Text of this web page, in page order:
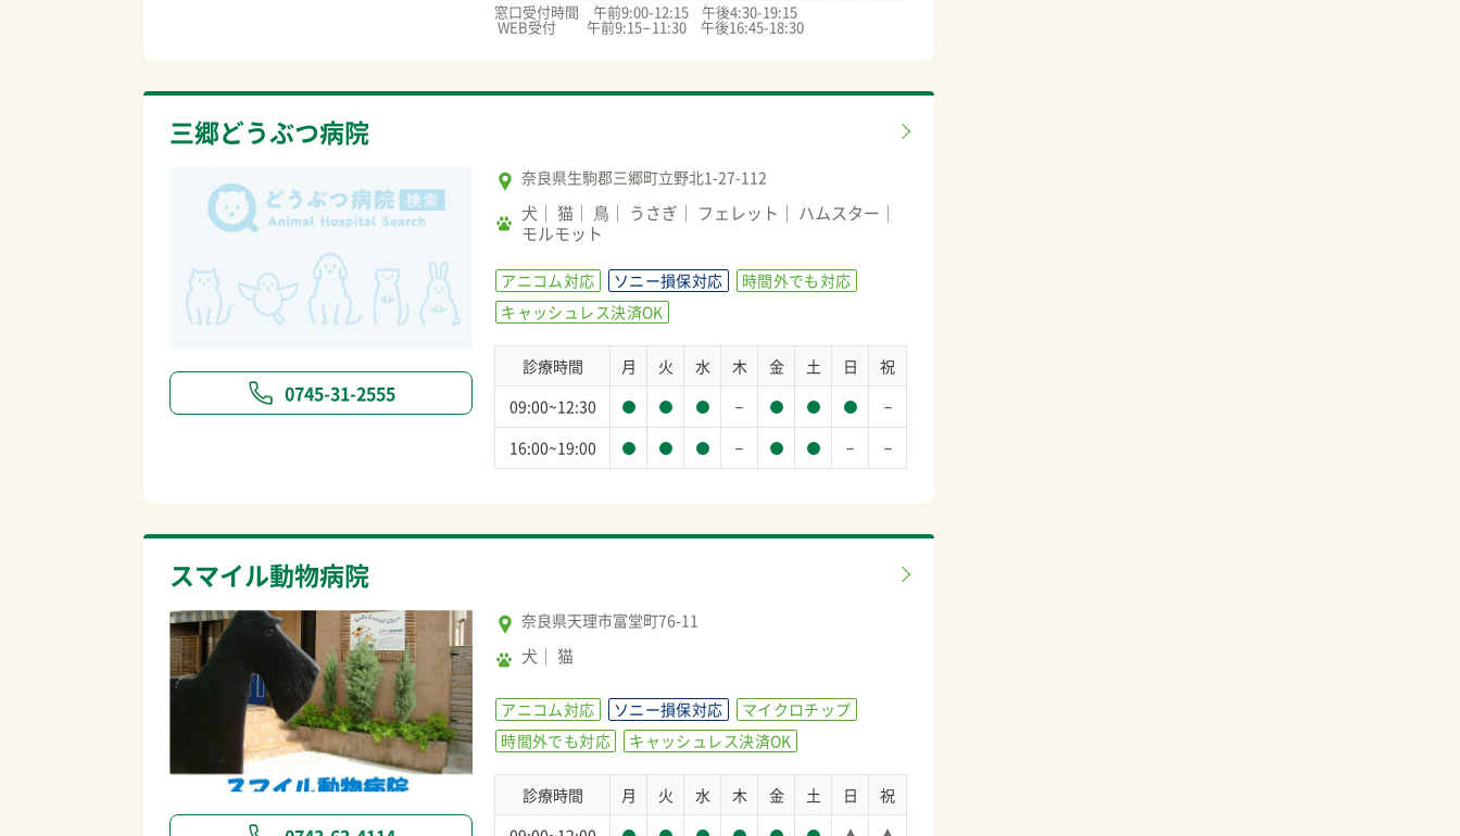
窓口受付時間　午前9:00-12:15    午後4:30-19:15
WEB受付　     午前9:15−11:30　午後16:45-18:30
三郷どうぶつ病院
0745-31-2555
奈良県生駒郡三郷町立野北1-27-112
犬 猫 鳥 うさぎ フェレット
ハムスター
モルモット
アニコム対応 ソニー損保対応
時間外でも対応
キャッシュレス決済OK
診療時間 月 火 水 木 金 土 日
祝
09:00~12:30
－ －
16:00~19:00 － － －
スマイル動物病院
奈良県天理市富堂町76-11
犬 猫
アニコム対応 ソニー損保対応
マイクロチップ
時間外でも対応
キャッシュレス決済OK
診療時間 月 火 水 木 金 土 日
祝